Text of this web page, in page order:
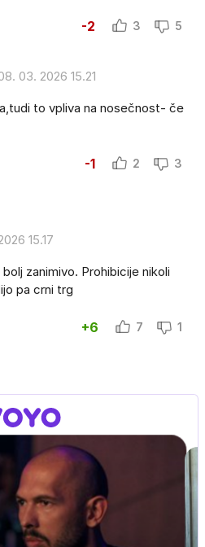
-2 3 5
03. 2026 15.21
to vpliva na nosečnost- če
-1 2 3
15.17
zanimivo. Prohibicije nikoli
pa crni trg
+6 7 1